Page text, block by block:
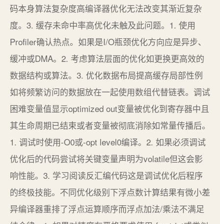
码本身算法复杂度高编译器优化无法改变其渐近复杂
度。3. 缓存未命中率高优化未触及此问题。1. 使用
Profiler确认热点。如果是I/O瓶颈优化方向应是异步、
缓冲或DMA。2. 考虑算法层面的优化如更换更高效的
数据结构或算法。3. 优化数据布局提高缓存局部性例
如将频繁访问的数据放在一起使用数组代替链表。调试
困难变量值显示optimized out变量被优化到寄存器中且
其生命周期已结束或者变量被彻底消除如常量传播后。
1. 调试时使用-O0或-opt level0编译。2. 如果必须调试
优化后的代码尝试将关键变量声明为volatile但这会影
响性能。3. 学习阅读反汇编代码这是调试优化后程序
的终极技能。不同优化级别下浮点数计算结果有微小差
异编译器重排了浮点运算顺序而浮点加法/乘法不满足